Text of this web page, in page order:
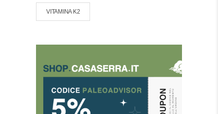
VITAMINA K2